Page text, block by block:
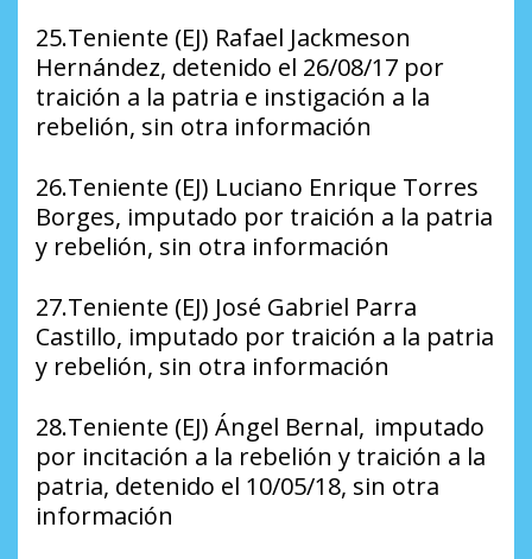
25.Teniente (EJ) Rafael Jackmeson
Hernández, detenido el 26/08/17 por
traición a la patria e instigación a la
rebelión, sin otra información
26.Teniente (EJ) Luciano Enrique Torres
Borges, imputado por traición a la patria
y rebelión, sin otra información
27.Teniente (EJ) José Gabriel Parra
Castillo, imputado por traición a la patria
y rebelión, sin otra información
28.Teniente (EJ) Ángel Bernal, imputado
por incitación a la rebelión y traición a la
patria, detenido el 10/05/18, sin otra
información